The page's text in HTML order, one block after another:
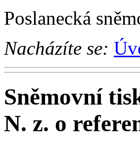
Poslanecká
Nacházíte se:
Sněmovní
N. z. o